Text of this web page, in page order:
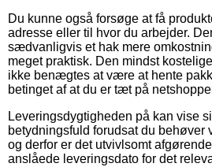
Du kunne også forsøge at få
adresse eller til hvor du arbejder.
sædvanligvis et hak mere
meget praktisk. Den mindst
ikke benægtes at være at hente
betinget af at du er tæt på
Leveringsdygtigheden på kan vise
betydningsfuld forudsat du behøver
og derfor er det utvivlsomt
anslåede leveringsdato for det